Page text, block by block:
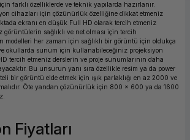
farklı özelliklerde ve teknik yapılarda hazırlanır.
cihazları için çözünürlük özelliğine dikkat etmeniz
ekranı en düşük Full HD olarak tercih etmeniz
görüntülerin sağlıklı ve net olması için tercih
modelleri her zaman için sağlıklı bir görüntü için oldukça
okullarda sunum için kullanabileceğiniz projeksiyon
tercih etmeniz derslerin ve proje sunumlarının daha
Bu unsurun yanı sıra özellikle resim ya da power
bir görüntü elde etmek için ışık parlaklığı en az 2000 ve
Öte yandan çözünürlük için 800 x 600 ya da 1600
Fiyatları